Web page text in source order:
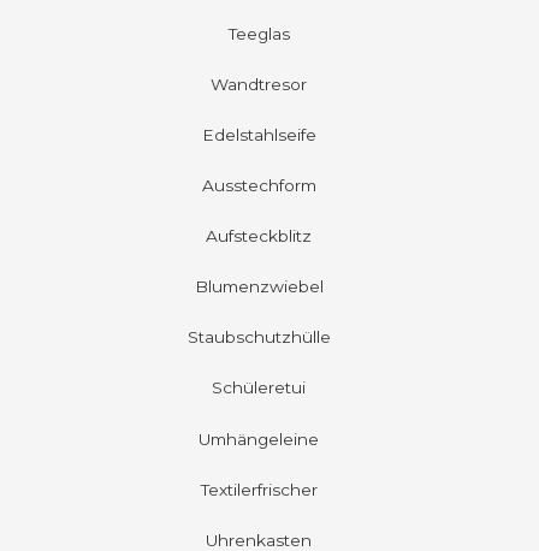
Teeglas
Wandtresor
Edelstahlseife
Ausstechform
Aufsteckblitz
Blumenzwiebel
Staubschutzhülle
Schüleretui
Umhängeleine
Textilerfrischer
Uhrenkasten